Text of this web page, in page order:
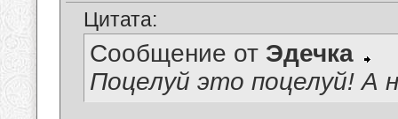
Цитата:
Сообщение от Эдечка
Поцелуй это поцелуй! А